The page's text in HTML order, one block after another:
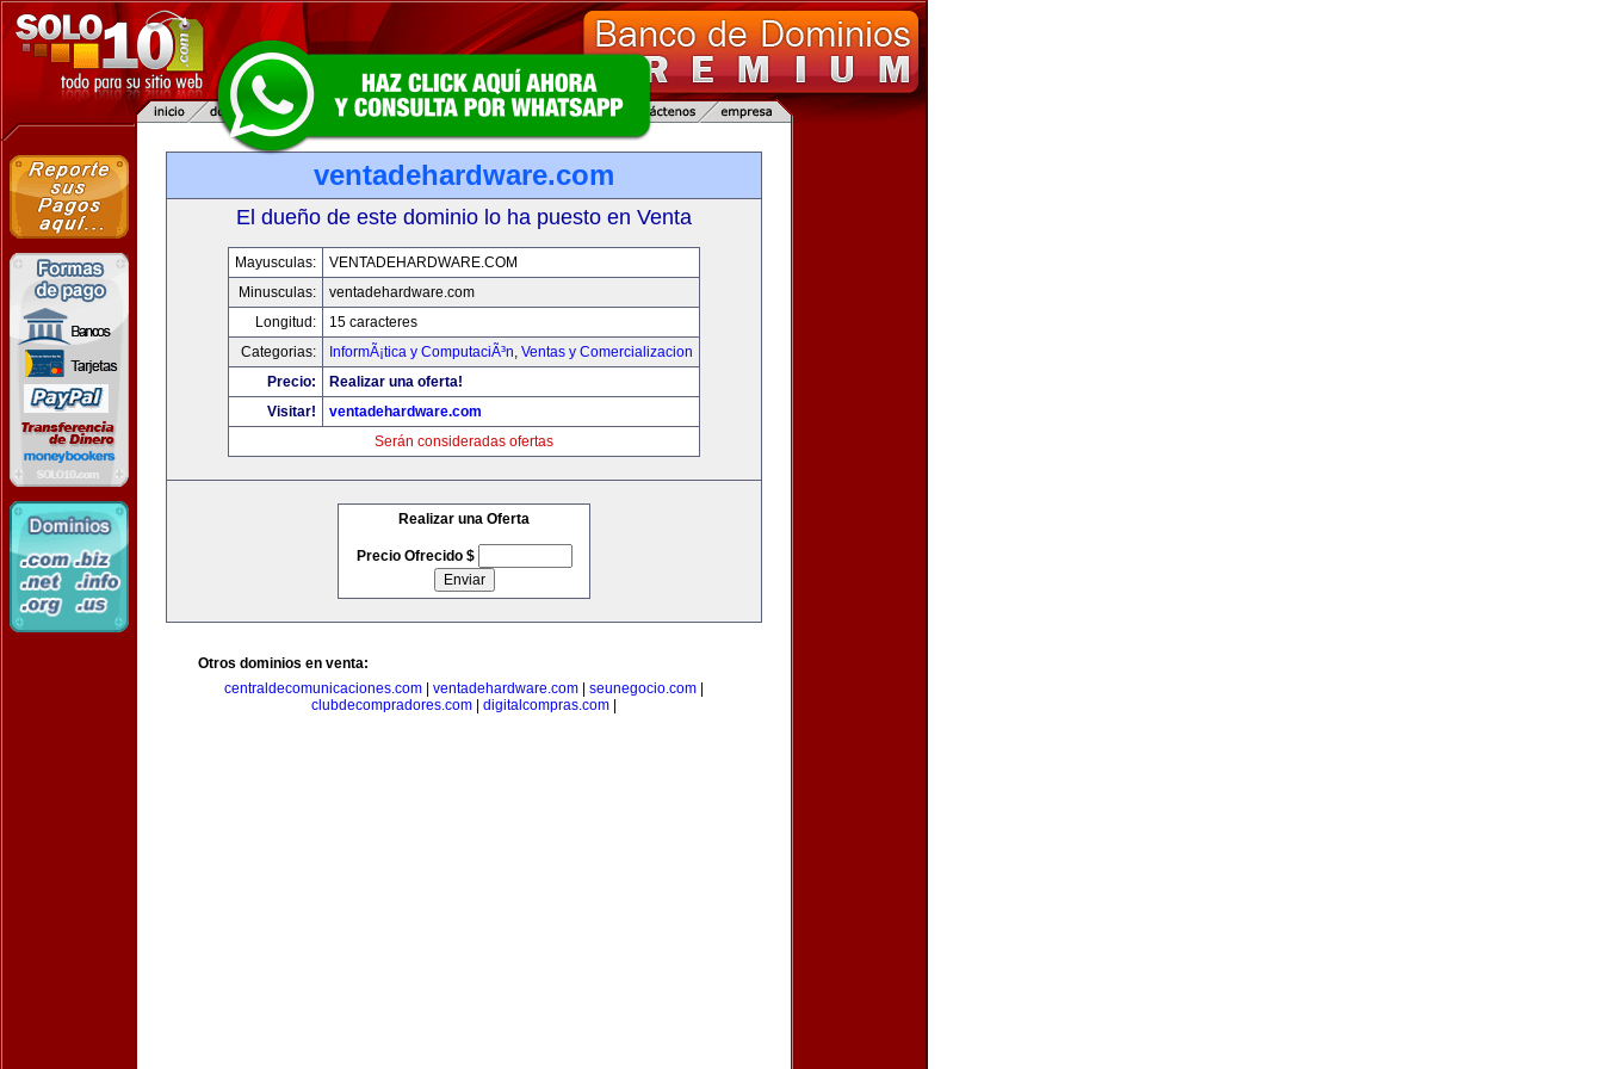
ventadehardware.com
El dueño de este dominio lo ha puesto en Venta
Mayusculas:
VENTADEHARDWARE.COM
Minusculas:
ventadehardware.com
Longitud:
15 caracteres
Categorias:
InformÃ¡tica y ComputaciÃ³n, Ventas y Comercializacion
Precio:
Realizar una oferta!
Visitar!
ventadehardware.com
Serán consideradas ofertas
Realizar una Oferta
Precio Ofrecido $
Otros dominios en venta:
centraldecomunicaciones.com
ventadehardware.com seunegocio.com
clubdecompradores.com
digitalcompras.com